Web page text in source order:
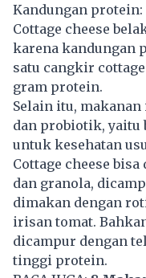
Kandungan
Cottage cheese
karena kandungan
satu cangkir
gram protein.
Selain itu,
dan probiotik, yaitu
untuk kesehatan
Cottage cheese
dan granola,
dimakan dengan
irisan tomat.
dicampur dengan
tinggi protein.